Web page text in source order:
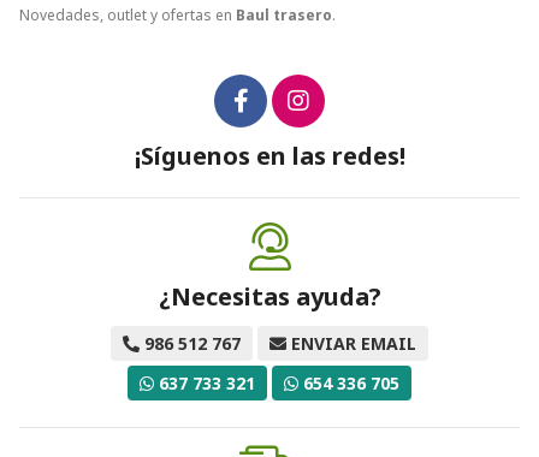
Novedades, outlet y ofertas en Baul trasero.
¡Síguenos en las redes!
¿Necesitas ayuda?
986 512 767
ENVIAR EMAIL
637 733 321
654 336 705